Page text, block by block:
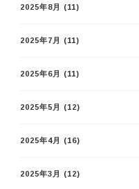
2025年8月 (11)
2025年7月 (11)
2025年6月 (11)
2025年5月 (12)
2025年4月 (16)
2025年3月 (12)